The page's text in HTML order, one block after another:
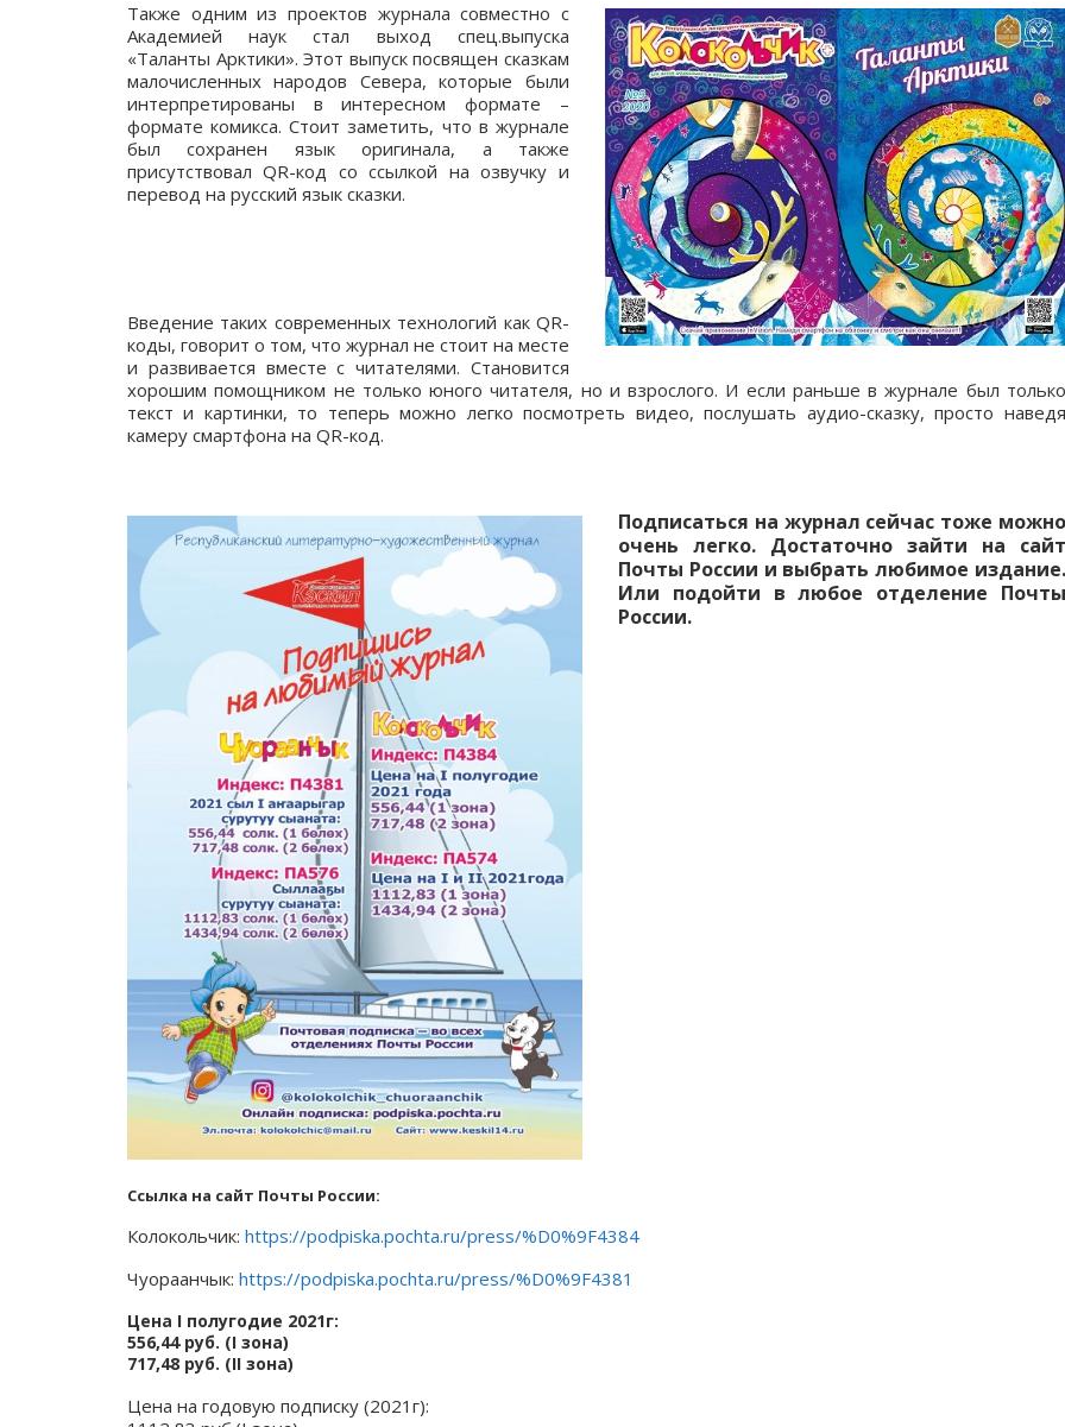
Также одним из проектов журнала совместно с
Академией наук стал выход спец.выпуска
«Таланты Арктики». Этот выпуск посвящен сказкам
малочисленных народов Севера, которые были
интерпретированы в интересном формате –
формате комикса. Стоит заметить, что в журнале
был сохранен язык оригинала, а также
присутствовал QR-код со ссылкой на озвучку и
перевод на русский язык сказки.
Введение таких современных технологий как QR-
коды, говорит о том, что журнал не стоит на месте
и развивается вместе с читателями. Становится
хорошим помощником не только юного читателя, но и взрослого. И если раньше в журнале был только
текст и картинки, то теперь можно легко посмотреть видео, послушать аудио-сказку, просто наведя
камеру смартфона на QR-код.
Подписаться на журнал сейчас тоже можно
очень легко. Достаточно зайти на сайт
Почты России и выбрать любимое издание.
Или подойти в любое отделение Почты
России.
Ссылка на сайт Почты России:
Колокольчик: https://podpiska.pochta.ru/press/%D0%9F4384
Чуораанчык: https://podpiska.pochta.ru/press/%D0%9F4381
Цена I полугодие 2021г:
556,44 руб. (I зона)
717,48 руб. (II зона)
Цена на годовую подписку (2021г):